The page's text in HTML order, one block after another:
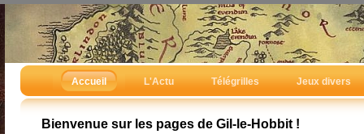
Accueil L'Actu Télégrilles Jeux divers
Bienvenue sur les pages de Gil-le-Hobbit !